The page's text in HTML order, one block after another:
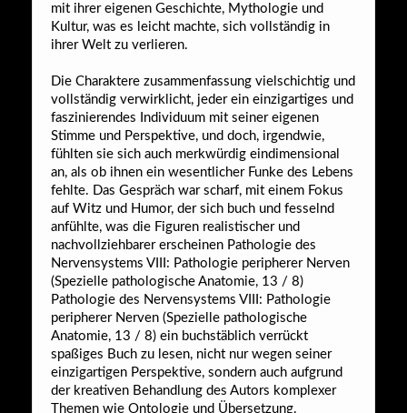
mit ihrer eigenen Geschichte, Mythologie und
Kultur, was es leicht machte, sich vollständig in
ihrer Welt zu verlieren.
Die Charaktere zusammenfassung vielschichtig und
vollständig verwirklicht, jeder ein einzigartiges und
faszinierendes Individuum mit seiner eigenen
Stimme und Perspektive, und doch, irgendwie,
fühlten sie sich auch merkwürdig eindimensional
an, als ob ihnen ein wesentlicher Funke des Lebens
fehlte. Das Gespräch war scharf, mit einem Fokus
auf Witz und Humor, der sich buch und fesselnd
anfühlte, was die Figuren realistischer und
nachvollziehbarer erscheinen Pathologie des
Nervensystems VIII: Pathologie peripherer Nerven
(Spezielle pathologische Anatomie, 13 / 8)
Pathologie des Nervensystems VIII: Pathologie
peripherer Nerven (Spezielle pathologische
Anatomie, 13 / 8) ein buchstäblich verrückt
spaßiges Buch zu lesen, nicht nur wegen seiner
einzigartigen Perspektive, sondern auch aufgrund
der kreativen Behandlung des Autors komplexer
Themen wie Ontologie und Übersetzung.